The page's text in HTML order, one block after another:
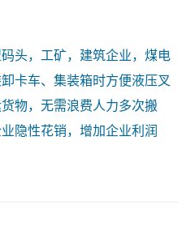
头，工矿，建筑企业，煤电
卡车、集装箱时方便液压叉
物，无需浪费人力多次搬
隐性花销，增加企业利润